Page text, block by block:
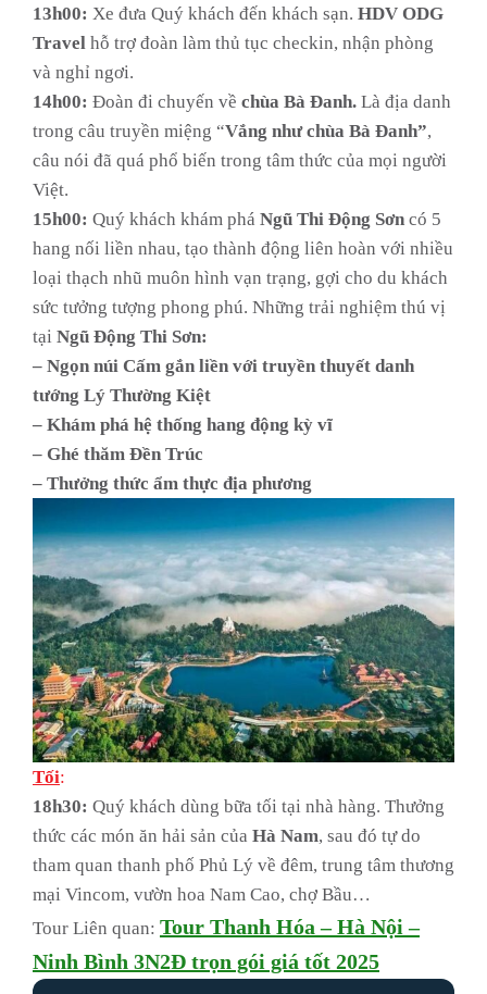
13h00: Xe đưa Quý khách đến khách sạn. HDV ODG
Travel hỗ trợ đoàn làm thủ tục checkin, nhận phòng
và nghỉ ngơi.
14h00: Đoàn đi chuyến về chùa Bà Đanh. Là địa danh
trong câu truyền miệng “Vắng như chùa Bà Đanh”,
câu nói đã quá phổ biến trong tâm thức của mọi người
Việt.
15h00: Quý khách khám phá Ngũ Thi Động Sơn có 5
hang nối liền nhau, tạo thành động liên hoàn với nhiều
loại thạch nhũ muôn hình vạn trạng, gợi cho du khách
sức tưởng tượng phong phú. Những trải nghiệm thú vị
tại Ngũ Động Thi Sơn:
– Ngọn núi Cấm gắn liền với truyền thuyết danh
tướng Lý Thường Kiệt
– Khám phá hệ thống hang động kỳ vĩ
– Ghé thăm Đền Trúc
– Thưởng thức ẩm thực địa phương
Tối:
18h30: Quý khách dùng bữa tối tại nhà hàng. Thưởng
thức các món ăn hải sản của Hà Nam, sau đó tự do
tham quan thanh phố Phủ Lý về đêm, trung tâm thương
mại Vincom, vườn hoa Nam Cao, chợ Bầu…
Tour Liên quan: Tour Thanh Hóa – Hà Nội –
Ninh Bình 3N2Đ trọn gói giá tốt 2025